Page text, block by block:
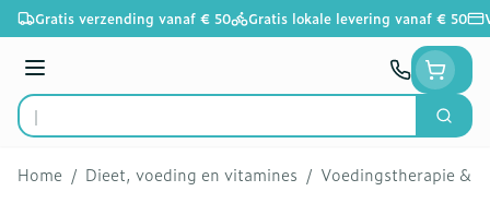
Ga naar de inhoud
Gratis verzending vanaf € 50 Gratis lokale levering vanaf € 50
Menu
Product, merk, categorie...
Zoek
Home / Dieet, voeding en vitamines / Voedingstherapie &